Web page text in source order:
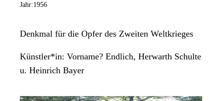
Jahr:1956
Denkmal für die Opfer des Zweiten Weltkrieges
Künstler*in: Vorname? Endlich, Herwarth Schulte
u. Heinrich Bayer